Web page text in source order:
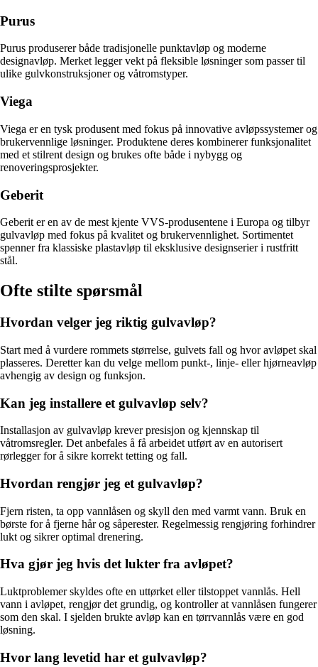
Purus
Purus produserer både tradisjonelle punktavløp og moderne
designavløp. Merket legger vekt på fleksible løsninger som passer til
ulike gulvkonstruksjoner og våtromstyper.
Viega
Viega er en tysk produsent med fokus på innovative avløpssystemer og
brukervennlige løsninger. Produktene deres kombinerer funksjonalitet
med et stilrent design og brukes ofte både i nybygg og
renoveringsprosjekter.
Geberit
Geberit er en av de mest kjente VVS-produsentene i Europa og tilbyr
gulvavløp med fokus på kvalitet og brukervennlighet. Sortimentet
spenner fra klassiske plastavløp til eksklusive designserier i rustfritt
stål.
Ofte stilte spørsmål
Hvordan velger jeg riktig gulvavløp?
Start med å vurdere rommets størrelse, gulvets fall og hvor avløpet skal
plasseres. Deretter kan du velge mellom punkt-, linje- eller hjørneavløp
avhengig av design og funksjon.
Kan jeg installere et gulvavløp selv?
Installasjon av gulvavløp krever presisjon og kjennskap til
våtromsregler. Det anbefales å få arbeidet utført av en autorisert
rørlegger for å sikre korrekt tetting og fall.
Hvordan rengjør jeg et gulvavløp?
Fjern risten, ta opp vannlåsen og skyll den med varmt vann. Bruk en
børste for å fjerne hår og såperester. Regelmessig rengjøring forhindrer
lukt og sikrer optimal drenering.
Hva gjør jeg hvis det lukter fra avløpet?
Luktproblemer skyldes ofte en uttørket eller tilstoppet vannlås. Hell
vann i avløpet, rengjør det grundig, og kontroller at vannlåsen fungerer
som den skal. I sjelden brukte avløp kan en tørrvannlås være en god
løsning.
Hvor lang levetid har et gulvavløp?